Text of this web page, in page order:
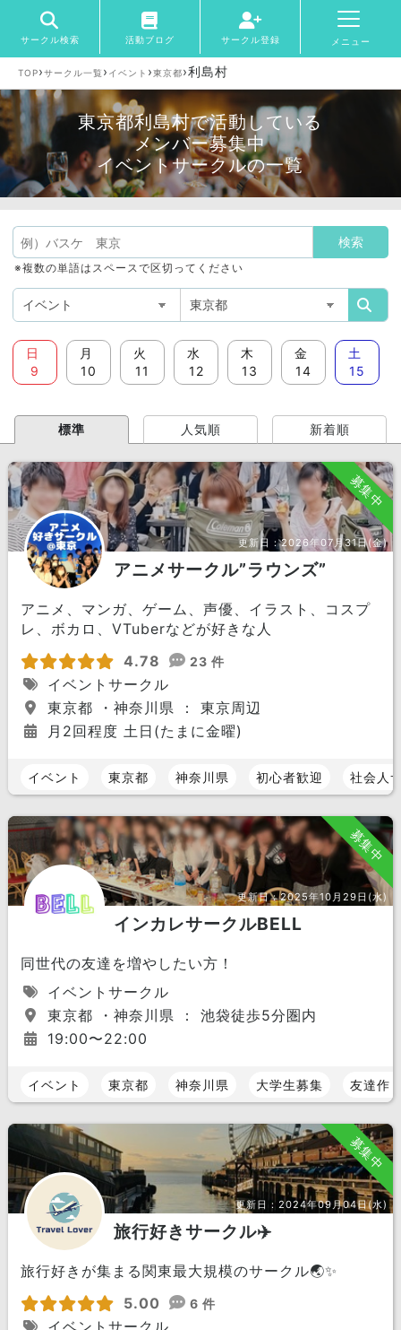
サークル検索 活動ブログ サークル登録 メニュー
TOP›サークル一覧 › イベント ›東京都›利島村
東京都利島村で活動している
メンバー募集中
イベントサークルの一覧
※複数の単語はスペースで区切ってください
日
9
月
10
火
11
水
12
木
13
金
14
土
15
標準 人気順 新着順
募集中
更新日：2026年07月31日(金)
アニメサークル”ラウンズ”
アニメ、マンガ、ゲーム、声優、イラスト、コスプ
レ、ボカロ、VTuberなどが好きな人
4.78
23 件
イベントサークル
東京都 ・神奈川県 ： 東京周辺
月2回程度 土日(たまに金曜)
イベント 東京都 神奈川県 初心者歓迎 社会人
募集中
更新日：2025年10月29日(水)
インカレサークルBELL
同世代の友達を増やしたい方！
イベントサークル
東京都 ・神奈川県 ： 池袋徒歩5分圏内
19:00〜22:00
イベント 東京都 神奈川県 大学生募集 友達作
募集中
更新日：2024年09月04日(水)
旅行好きサークル✈️
旅行好きが集まる関東最大規模のサークル🌏✨
5.00
6 件
イベントサークル